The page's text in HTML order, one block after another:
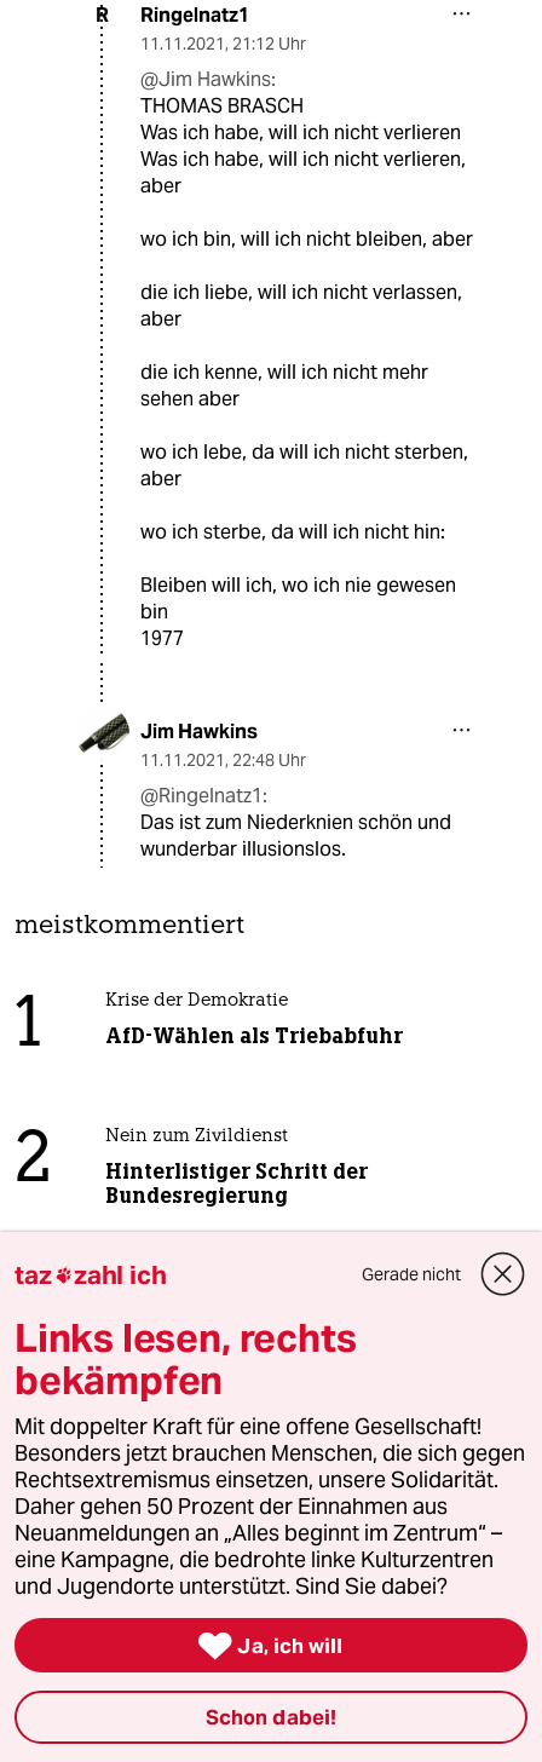
R Ringelnatz1
11.11.2021, 21:12 Uhr
@Jim Hawkins:
THOMAS BRASCH
Was ich habe, will ich nicht verlieren
Was ich habe, will ich nicht verlieren,
aber
wo ich bin, will ich nicht bleiben, aber
die ich liebe, will ich nicht verlassen,
aber
die ich kenne, will ich nicht mehr
sehen aber
wo ich lebe, da will ich nicht sterben,
aber
wo ich sterbe, da will ich nicht hin:
Bleiben will ich, wo ich nie gewesen
bin
1977
Jim Hawkins
11.11.2021, 22:48 Uhr
@Ringelnatz1:
Das ist zum Niederknien schön und
wunderbar illusionslos.
meistkommentiert
1 Krise der Demokratie
AfD-Wählen als Triebabfuhr
2 Nein zum Zivildienst
Hinterlistiger Schritt der
Bundesregierung
3 Bundeszentrale für politische Bildung
Zurück zu den antikommunistischen
Wurzeln
4 Niedrigwasser in Mittel- und Osteuropa
Stromkrise mit Ansage
5 Unfall von CDU-Abgeordnetem
Dröhnung
Was tun gegen den Energiewende-Rollback?
taz zahl ich Gerade nicht
Links lesen, rechts
bekämpfen
Mit doppelter Kraft für eine offene Gesellschaft!
Besonders jetzt brauchen Menschen, die sich gegen
Rechtsextremismus einsetzen, unsere Solidarität.
Daher gehen 50 Prozent der Einnahmen aus
Neuanmeldungen an „Alles beginnt im Zentrum“ –
eine Kampagne, die bedrohte linke Kulturzentren
und Jugendorte unterstützt. Sind Sie dabei?
 Ja, ich will
Schon dabei!